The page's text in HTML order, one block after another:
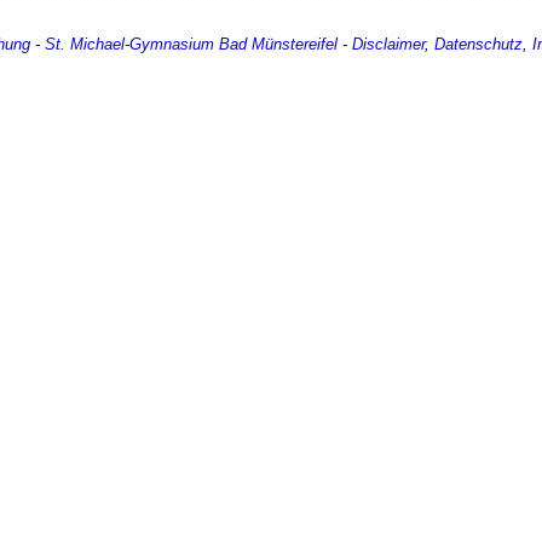
- St. Michael-Gymnasium Bad Münstereifel- Disclaimer, Datenschutz,